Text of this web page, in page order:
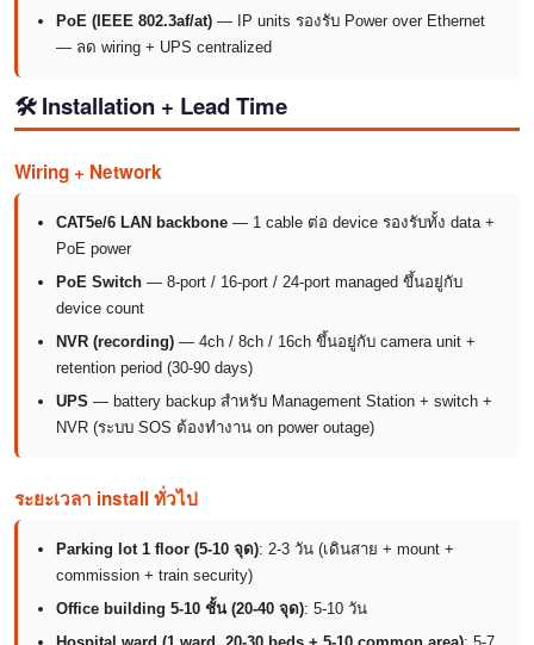
PoE (IEEE 802.3af/at) — IP units รองรับ Power over Ethernet
— ลด wiring + UPS centralized
🛠️ Installation + Lead Time
Wiring + Network
CAT5e/6 LAN backbone — 1 cable ต่อ device รองรับทั้ง data +
PoE power
PoE Switch — 8-port / 16-port / 24-port managed ขึ้นอยู่กับ
device count
NVR (recording) — 4ch / 8ch / 16ch ขึ้นอยู่กับ camera unit +
retention period (30-90 days)
UPS — battery backup สำหรับ Management Station + switch +
NVR (ระบบ SOS ต้องทำงาน on power outage)
ระยะเวลา install ทั่วไป
Parking lot 1 floor (5-10 จุด): 2-3 วัน (เดินสาย + mount +
commission + train security)
Office building 5-10 ชั้น (20-40 จุด): 5-10 วัน